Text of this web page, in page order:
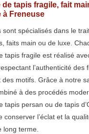
de tapis fragile, fait
à Freneuse
sont spécialisés dans le
faits main ou de luxe.
tapis fragile est réalisé
l’authenticité des
des motifs. Grâce à notre
à des procédés
tapis persan ou de tapis
conserver l’éclat et la
long terme.